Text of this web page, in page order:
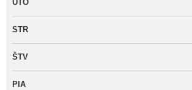
UTO
STR
ŠTV
PIA